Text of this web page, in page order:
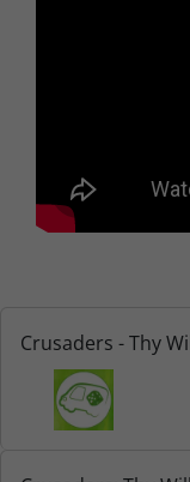
Crusaders - Thy